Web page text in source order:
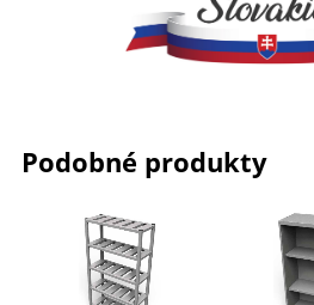
Podobné produkty